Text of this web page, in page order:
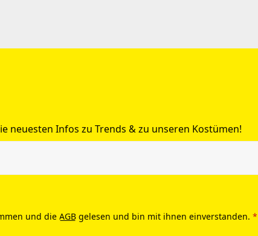
neuesten Infos zu Trends & zu unseren Kostümen!
und die AGB gelesen und bin mit ihnen einverstanden. *